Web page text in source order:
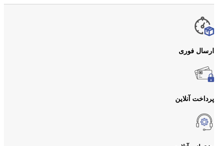
ارسال فوری
پرداخت آنلاین